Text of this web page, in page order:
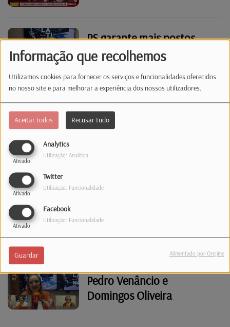
Informação que recolhemos
Utilizamos cookies para fornecer os serviços e funcionalidades oferecidos
no nosso site e para melhorar a experiência dos nossos utilizadores.
Aceitar todos Recusar tudo
Analytics
Ativado
Utilização: Analítica
Twitter
Ativado
Utilização: Funcionalidade
Facebook
Ativado
Utilização: Funcionalidade
Guardar Alimentado por Orejime
PS garante mais postos
consulares e mais
AD promete subir salários
de professores no
estrangeiro
Vídeo. Max Hahn e Corinne
exclusiva à Latina
Ricardo Marques, o
primeiro deputado
português no Luxemburgo.
Pedro Venâncio e
Domingos Oliveira